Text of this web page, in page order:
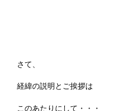
さて、
経緯の説明とご挨拶は
このあたりにして・・・